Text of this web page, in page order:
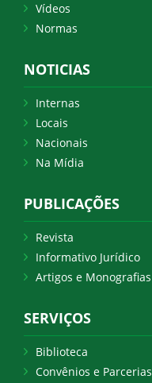
Vídeos
Normas
NOTICIAS
Internas
Locais
Nacionais
Na Mídia
PUBLICAÇÕES
Revista
Informativo Jurídico
Artigos e Monografias
SERVIÇOS
Biblioteca
Convênios e Parcerias